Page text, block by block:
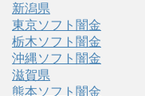
新潟県
東京ソフト闇金
栃木ソフト闇金
沖縄ソフト闇金
滋賀県
熊本ソフト闇金